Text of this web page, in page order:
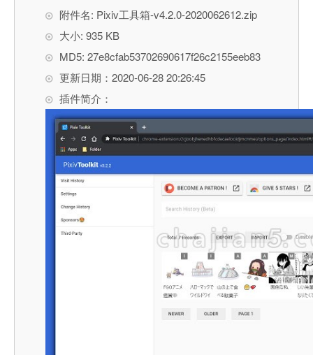
附件名: Pixiv工具箱-v4.2.0-2020062612.zip
大小: 935 KB
MD5: 27e8cfab53702690617f26c2155eeb83
更新日期：2020-06-28 20:26:45
插件简介：